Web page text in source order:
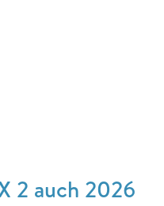
2 auch 2026